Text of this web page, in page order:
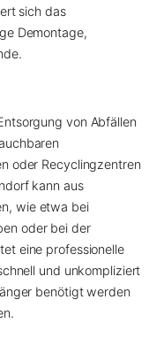
sich das
Demontage,
von Abfällen
oder Recyclingzentren
kann aus
wie etwa bei
oder bei der
eine professionelle
und unkompliziert
benötigt werden